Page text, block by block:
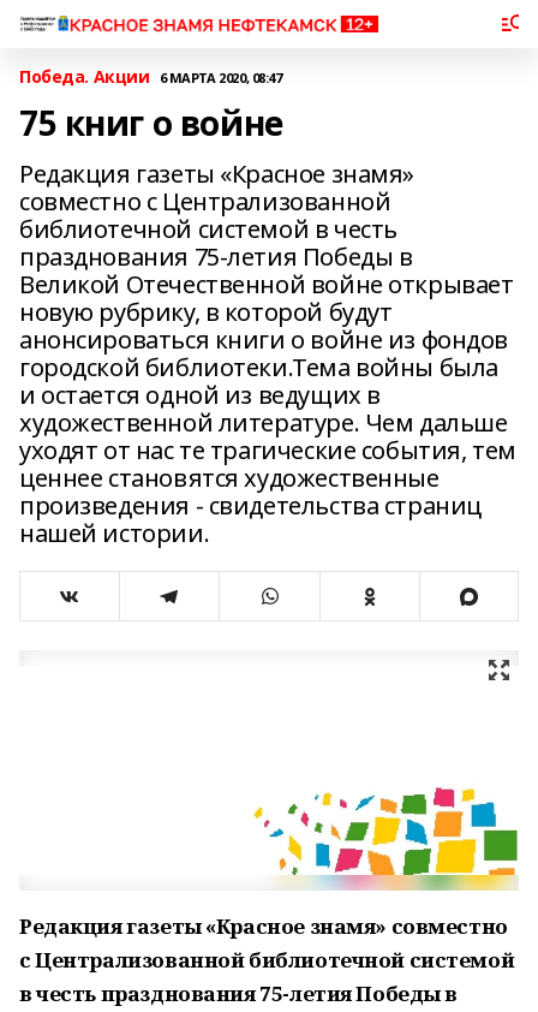
Победа. Акции 6 МАРТА 2020, 08:47
75 книг о войне
Редакция газеты «Красное знамя»
совместно с Централизованной
библиотечной системой в честь
празднования 75-летия Победы в
Великой Отечественной войне открывает
новую рубрику, в которой будут
анонсироваться книги о войне из фондов
городской библиотеки.Тема войны была
и остается одной из ведущих в
художественной литературе. Чем дальше
уходят от нас те трагические события, тем
ценнее становятся художественные
произведения - свидетельства страниц
нашей истории.
Редакция газеты «Красное знамя» совместно
с Централизованной библиотечной системой
в честь празднования 75-летия Победы в